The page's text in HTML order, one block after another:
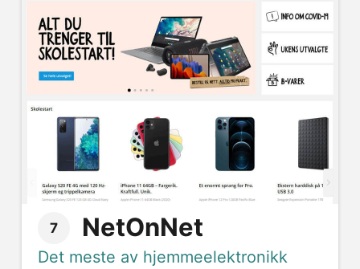
7 NetOnNet
Det meste av hjemmeelektronikk